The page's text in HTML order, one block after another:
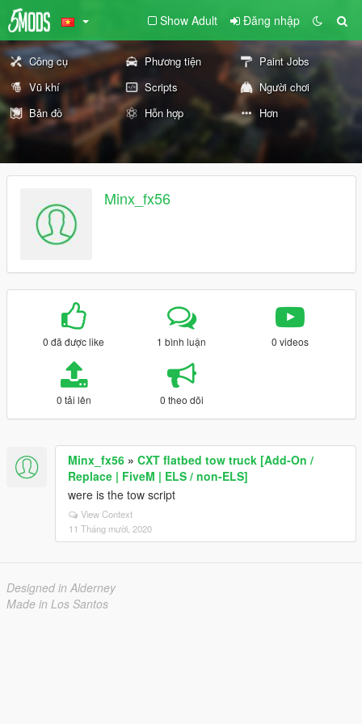
Show Adult Đăng nhập
Công cụ Phương tiện
Paint Jobs
Vũ khí
Scripts
Người chơi
Bản đồ
Hỗn hợp Hơn
Minx_fx56
0 đã được like 1 bình luận 0 videos
0 tải lên 0 theo dõi
Minx_fx56 » CXT flatbed tow truck [Add-On /
Replace | FiveM | ELS / non-ELS]
were is the tow script
View Context
11 Tháng mười, 2020
Designed in Alderney
Made in Los Santos